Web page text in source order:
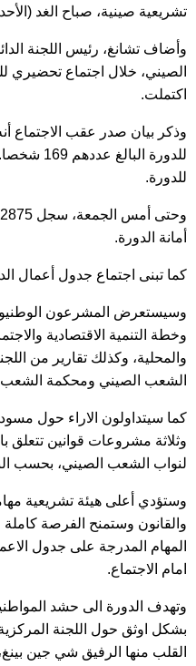
تشريعية صينية، صباح الغد
وأضاف تشانغ، رئيس اللجنة
الصيني، خلال اجتماع تحضيري
اكتملت.
وذكر بيان صدر عقب الاجتماع
للدورة
للدورة.
أمانة الدورة.
كما تبنى اجتماع جدول أعمال
وسيستعرض المشرعون
وخطة التنمية الاقتصادية
والمحلية، وكذلك تقارير من
الشعب الصيني ومحكمة الشعب
كما سيتداولون الاراء حول
لنواب الشعب الصيني، بحسب
وستؤدي أعلى هيئة تشريعية
والقانون وستمنح الفرصة كاملة
المهام المدرجة على جدول
امام الاجتماع.
وتهدف الدورة الى حشد
بشكل اوثق حول اللجنة
القلب منها الرفيق شي جين